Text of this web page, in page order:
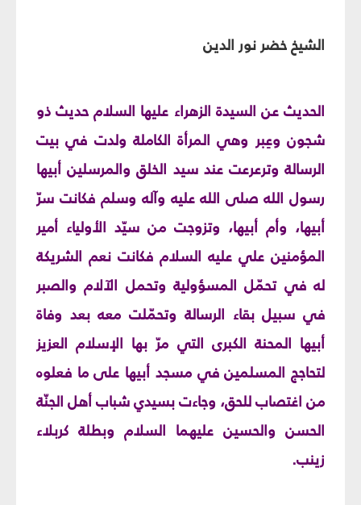
الشيخ خضر نور الدين
الحديث عن السيدة الزهراء عليها السلام حديث ذو
شجون وعِبر وهي المرأة الكاملة ولدت في بيت
الرسالة وترعرعت عند سيد الخلق والمرسلين أبيها
رسول الله صلى الله عليه وآله وسلم فكانت سرّ
أبيها، وأم أبيها، وتزوجت من سيّد الأولياء أمير
المؤمنين علي عليه السلام فكانت نعم الشريكة
له في تحمّل المسؤولية وتحمل الآلام والصبر
في سبيل بقاء الرسالة وتحمّلت معه بعد وفاة
أبيها المحنة الكبرى التي مرّ بها الإسلام العزيز
لتحاجج المسلمين في مسجد أبيها على ما فعلوه
من اغتصاب للحق، وجاءت بسيدي شباب أهل الجنّة
الحسن والحسين عليهما السلام وبطلة كربلاء
زينب.